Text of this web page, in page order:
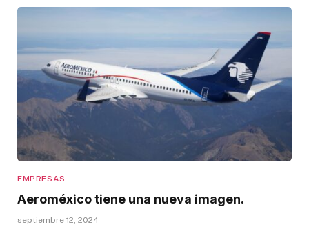
EMPRESAS
Aeroméxico tiene una nueva imagen.
septiembre 12, 2024